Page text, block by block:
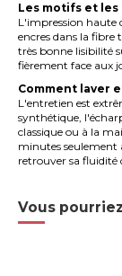
Les motifs et
L'impression haute
encres dans la fibre
très bonne lisibilité
fièrement face aux
Comment laver
L'entretien est
synthétique,
classique ou à la
minutes seulement
retrouver sa fluidité
Vous